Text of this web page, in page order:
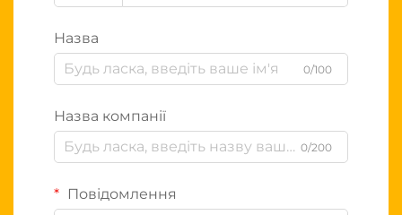
Назва
0/100
Назва компанії
0/200
Повідомлення